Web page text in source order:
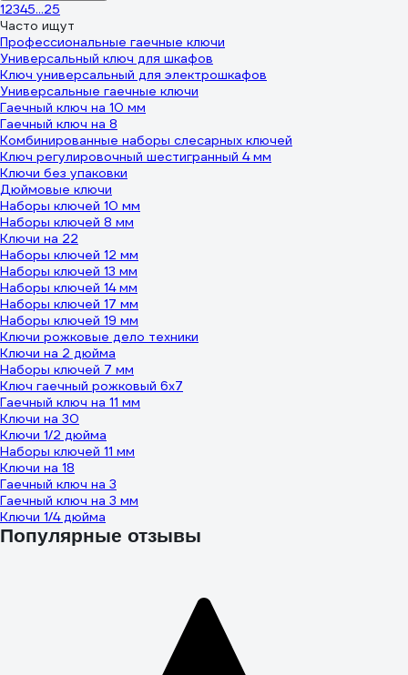
12345...25
Часто ищут
Профессиональные гаечные ключи
Универсальный ключ для шкафов
Ключ универсальный для электрошкафов
Универсальные гаечные ключи
Гаечный ключ на 10 мм
Гаечный ключ на 8
Комбинированные наборы слесарных ключей
Ключ регулировочный шестигранный 4 мм
Ключи без упаковки
Дюймовые ключи
Наборы ключей 10 мм
Наборы ключей 8 мм
Ключи на 22
Наборы ключей 12 мм
Наборы ключей 13 мм
Наборы ключей 14 мм
Наборы ключей 17 мм
Наборы ключей 19 мм
Ключи рожковые дело техники
Ключи на 2 дюйма
Наборы ключей 7 мм
Ключ гаечный рожковый 6х7
Гаечный ключ на 11 мм
Ключи на 30
Ключи 1/2 дюйма
Наборы ключей 11 мм
Ключи на 18
Гаечный ключ на 3
Гаечный ключ на 3 мм
Ключи 1/4 дюйма
Популярные отзывы